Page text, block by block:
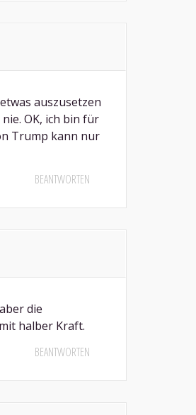
auszusetzen
OK, ich bin für
Trump kann nur
BEANTWORTEN
die
halber Kraft.
BEANTWORTEN